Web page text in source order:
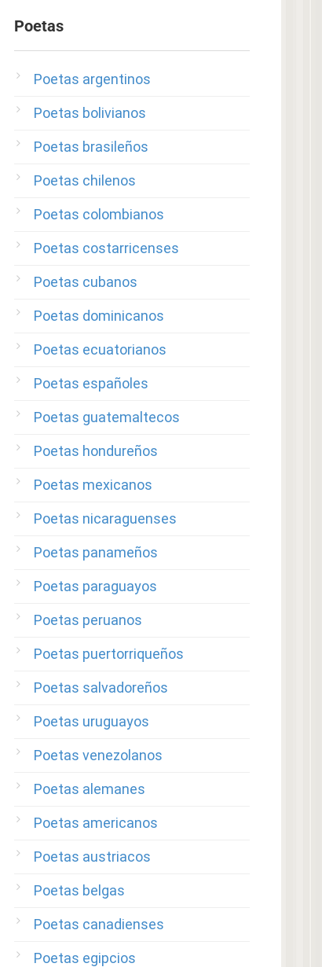
Poetas
Poetas argentinos
Poetas bolivianos
Poetas brasileños
Poetas chilenos
Poetas colombianos
Poetas costarricenses
Poetas cubanos
Poetas dominicanos
Poetas ecuatorianos
Poetas españoles
Poetas guatemaltecos
Poetas hondureños
Poetas mexicanos
Poetas nicaraguenses
Poetas panameños
Poetas paraguayos
Poetas peruanos
Poetas puertorriqueños
Poetas salvadoreños
Poetas uruguayos
Poetas venezolanos
Poetas alemanes
Poetas americanos
Poetas austriacos
Poetas belgas
Poetas canadienses
Poetas egipcios